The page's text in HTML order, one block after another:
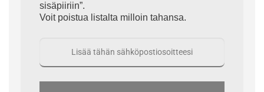
sisäpiiriin”.
Voit poistua listalta milloin tahansa.